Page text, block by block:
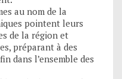
au nom de la
pointent leurs
de la région et
préparant à des
dans l’ensemble des